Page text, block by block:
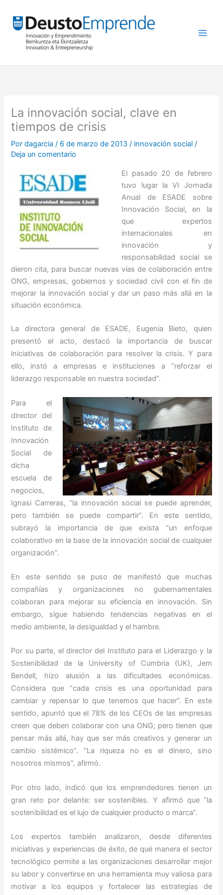
contenido
La innovación social, clave en
tiempos de crisis
Pordagarcia/ 6 de marzo de 2013/ innovación social /
Deja un comentario
El pasado 20 de febrero
tuvo lugar la VI Jornada
Anual de ESADE sobre
Innovación Social, en la
que expertos
internacionales en
innovación y
responsabilidad social se
dieron cita, para buscar nuevas vías de colaboración entre
ONG, empresas, gobiernos y sociedad civil con el fin de
mejorar la innovación social y dar un paso más allá en la
situación económica.
La directora general de ESADE, Eugenia Bieto, quien
presentó el acto, destacó la importancia de buscar
iniciativas de colaboración para resolver la crisis. Y para
ello, instó a empresas e instituciones a “reforzar el
liderazgo responsable en nuestra sociedad”.
Para el
director del
Instituto de
Innovación
Social de
dicha
escuela de
negocios,
Ignasi Carreras, “la innovación social se puede aprender,
pero también se puede compartir”. En este sentido,
subrayó la importancia de que exista “un enfoque
colaborativo en la base de la innovación social de cualquier
organización”.
En este sentido se puso de manifestó que muchas
compañías y organizaciones no gubernamentales
colaboran para mejorar su eficiencia en innovación. Sin
embargo, sigue habiendo tendencias negativas en el
medio ambiente, la desigualdad y el hambre.
Por su parte, el director del Instituto para el Liderazgo y la
Sostenibilidad de la University of Cumbria (UK), Jem
Bendell, hizo alusión a las dificultades económicas.
Considera que “cada crisis es una oportunidad para
cambiar y repensar lo que tenemos que hacer”. En este
sentido, apuntó que el 78% de los CEOs de las empresas
creen que deben colaborar con una ONG; pero tienen que
pensar más allá, hay que ser más creativos y generar un
cambio sistémico”. “La riqueza no es el dinero, sino
nosotros mismos”, afirmó.
Por otro lado, indicó que los emprendedores tienen un
gran reto por delante: ser sostenibles. Y afirmó que “la
sostenibilidad es el lujo de cualquier producto o marca”.
Los expertos también analizaron, desde diferentes
iniciativas y experiencias de éxito, de qué manera el sector
tecnológico permite a las organizaciones desarrollar mejor
su labor y convertirse en una herramienta muy valiosa para
motivar a los equipos y fortalecer las estrategias de